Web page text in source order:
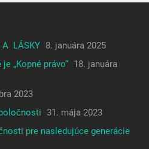
A LÁSKY 8. januára 2025
„Kopné právo“ 18. januára
2023
31. mája 2023
pre nasledujúce generácie